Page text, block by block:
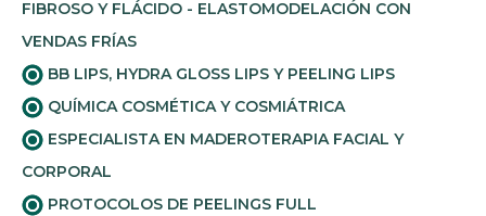
FIBROSO Y FLÁCIDO - ELASTOMODELACIÓN CON
VENDAS FRÍAS
BB LIPS, HYDRA GLOSS LIPS Y PEELING LIPS
QUÍMICA COSMÉTICA Y COSMIÁTRICA
ESPECIALISTA EN MADEROTERAPIA FACIAL Y
CORPORAL
PROTOCOLOS DE PEELINGS FULL